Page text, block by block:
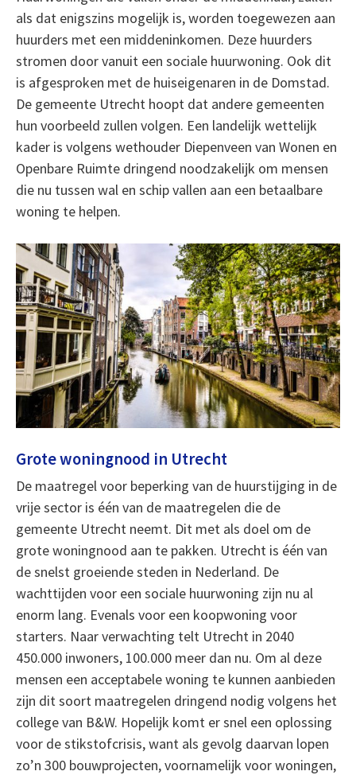
als dat enigszins mogelijk is, worden toegewezen aan
huurders met een middeninkomen. Deze huurders
stromen door vanuit een sociale huurwoning. Ook dit
is afgesproken met de huiseigenaren in de Domstad.
De gemeente Utrecht hoopt dat andere gemeenten
hun voorbeeld zullen volgen. Een landelijk wettelijk
kader is volgens wethouder Diepenveen van Wonen en
Openbare Ruimte dringend noodzakelijk om mensen
die nu tussen wal en schip vallen aan een betaalbare
woning te helpen.
Grote woningnood in Utrecht
De maatregel voor beperking van de huurstijging in de
vrije sector is één van de maatregelen die de
gemeente Utrecht neemt. Dit met als doel om de
grote woningnood aan te pakken. Utrecht is één van
de snelst groeiende steden in Nederland. De
wachttijden voor een sociale huurwoning zijn nu al
enorm lang. Evenals voor een koopwoning voor
starters. Naar verwachting telt Utrecht in 2040
450.000 inwoners, 100.000 meer dan nu. Om al deze
mensen een acceptabele woning te kunnen aanbieden
zijn dit soort maatregelen dringend nodig volgens het
college van B&W. Hopelijk komt er snel een oplossing
voor de stikstofcrisis, want als gevolg daarvan lopen
zo’n 300 bouwprojecten, voornamelijk voor woningen,